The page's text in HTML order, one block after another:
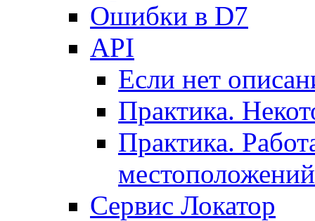
Ошибки в D7
API
Если нет
Практика.
Практика.
местоположений
Сервис Локатор